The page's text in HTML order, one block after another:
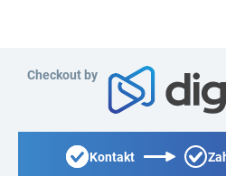
Checkout by
Kontakt